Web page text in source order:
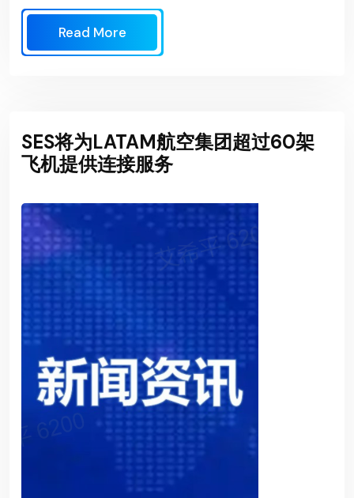
Read More
SES将为LATAM航空集团超过60架
飞机提供连接服务